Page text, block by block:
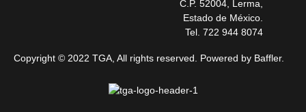
C.P. 52004, Lerma,
Estado de México.
Tel. 722 944 8074
Copyright © 2022 TGA, All rights reserved. Powered by Baffler.